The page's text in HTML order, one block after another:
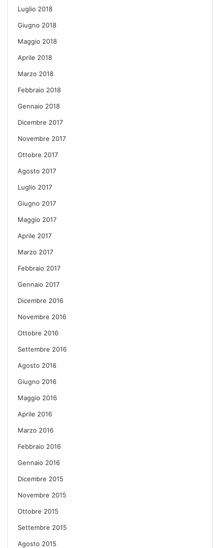
Luglio 2018
Giugno 2018
Maggio 2018
Aprile 2018
Marzo 2018
Febbraio 2018
Gennaio 2018
Dicembre 2017
Novembre 2017
Ottobre 2017
Agosto 2017
Luglio 2017
Giugno 2017
Maggio 2017
Aprile 2017
Marzo 2017
Febbraio 2017
Gennaio 2017
Dicembre 2016
Novembre 2016
Ottobre 2016
Settembre 2016
Agosto 2016
Giugno 2016
Maggio 2016
Aprile 2016
Marzo 2016
Febbraio 2016
Gennaio 2016
Dicembre 2015
Novembre 2015
Ottobre 2015
Settembre 2015
Agosto 2015